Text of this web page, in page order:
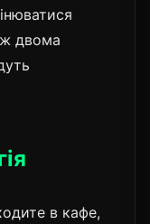
двома
в кафе,